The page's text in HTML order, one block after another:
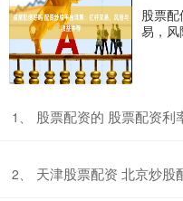
实盘配资网
2025-06-25
炒股配资是一种杠杆交易方式
益率。然而，选择合适的配资
风破浪
在瞬息万变的金融市场中，
潜力的利器。通过提供杠杆资
股票
易，
1、 股票配资的 股票配资利
2、 天津股票配资 北京炒股